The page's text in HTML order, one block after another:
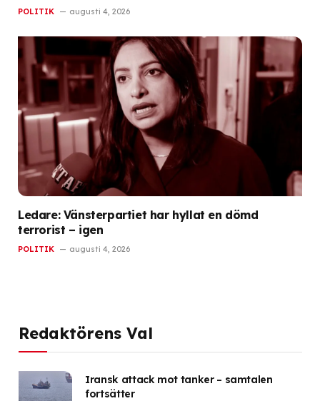
POLITIK augusti 4, 2026
Ledare: Vänsterpartiet har hyllat en dömd
terrorist – igen
POLITIK augusti 4, 2026
Redaktörens Val
Iransk attack mot tanker – samtalen
fortsätter